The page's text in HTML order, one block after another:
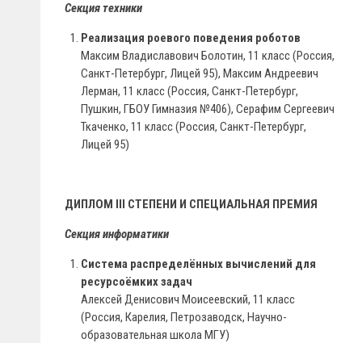
Секция техники
Реализация роевого поведения роботов
Максим Владиславович Болотин, 11 класс (Россия,
Санкт-Петербург, Лицей 95), Максим Андреевич
Лерман, 11 класс (Россия, Санкт-Петербург,
Пушкин, ГБОУ Гимназия №406), Серафим Сергеевич
Ткаченко, 11 класс (Россия, Санкт-Петербург,
Лицей 95)
ДИПЛОМ III СТЕПЕНИ И СПЕЦИАЛЬНАЯ ПРЕМИЯ
Секция информатики
Система распределённых вычислений для
ресурсоёмких задач
Алексей Денисович Моисеевский, 11 класс
(Россия, Карелия, Петрозаводск, Научно-
образовательная школа МГУ)